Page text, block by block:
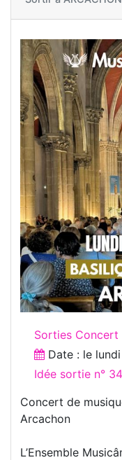
Sorties Concert
Date : le
Idée sortie n°
Concert de
Arcachon
L’Ensemble